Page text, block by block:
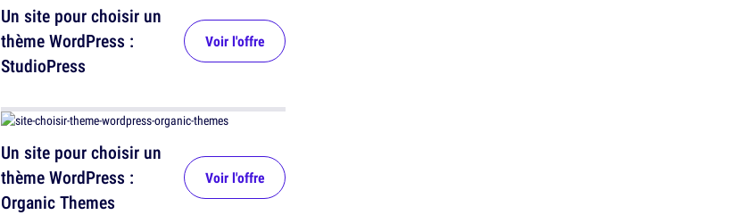
Un site pour choisir un
thème WordPress :
StudioPress
Voir l'offre
Un site pour choisir un
thème WordPress :
Organic Themes
Voir l'offre